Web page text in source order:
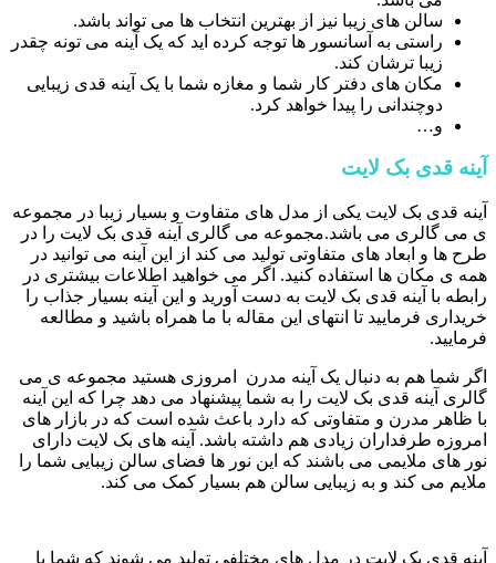
سالن های زیبا نیز از بهترین انتخاب ها می تواند باشد.
راستی به آسانسور ها توجه کرده اید که یک آینه می تونه چقدر
زیبا ترشان کند.
مکان های دفتر کار شما و مغازه شما با یک آینه قدی زیبایی
دوچندانی را پیدا خواهد کرد.
و…
آینه قدی بک لایت
آینه قدی بک لایت یکی از مدل های متفاوت و بسیار زیبا در مجموعه
ی می گالری می باشد.مجموعه می گالری آینه قدی بک لایت را در
طرح ها و ابعاد های متفاوتی تولید می کند از این آینه می توانید در
همه ی مکان ها استفاده کنید. اگر می خواهید اطلاعات بیشتری در
رابطه با آینه قدی بک لایت به دست آورید و این آینه بسیار جذاب را
خریداری فرمایید تا انتهای این مقاله با ما همراه باشید و مطالعه
فرمایید.
اگر شما هم به دنبال یک آینه مدرن امروزی هستید مجموعه ی می
گالری آینه قدی بک لایت را به شما پیشنهاد می دهد چرا که این آینه
با ظاهر مدرن و متفاوتی که دارد باعث شده است که در بازار های
امروزه طرفداران زیادی هم داشته باشد. آینه های بک لایت دارای
نور های ملایمی می باشند که این نور ها فضای سالن زیبایی شما را
ملایم می کند و به زیبایی سالن هم بسیار کمک می کند.
آینه قدی بک لایت در مدل های مختلفی تولید می شوند که شما با